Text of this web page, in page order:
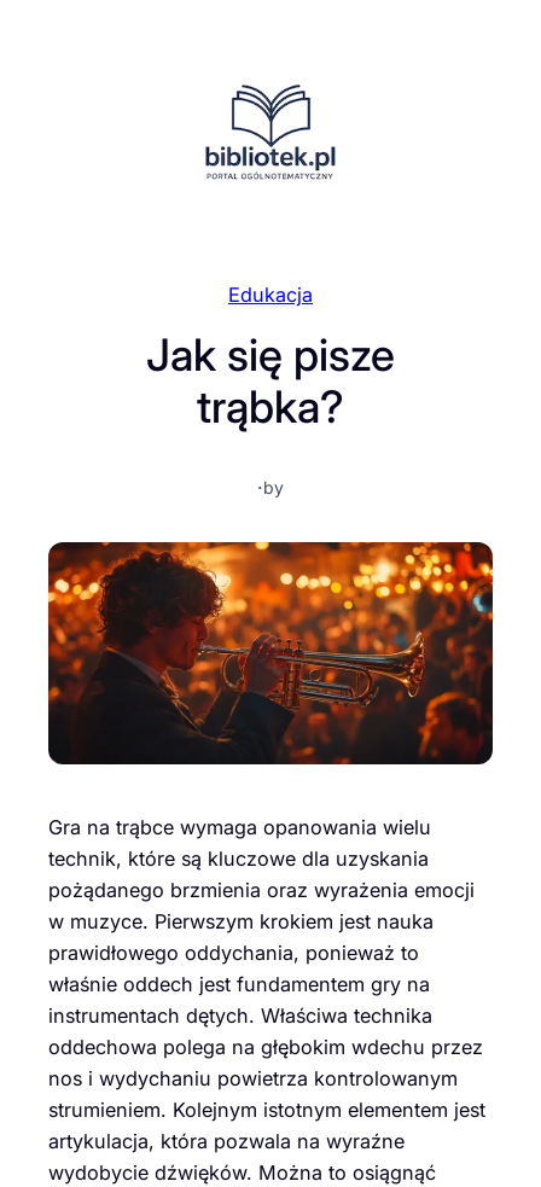
Edukacja
Jak się pisze
trąbka?
·by
Gra na trąbce wymaga opanowania wielu
technik, które są kluczowe dla uzyskania
pożądanego brzmienia oraz wyrażenia emocji
w muzyce. Pierwszym krokiem jest nauka
prawidłowego oddychania, ponieważ to
właśnie oddech jest fundamentem gry na
instrumentach dętych. Właściwa technika
oddechowa polega na głębokim wdechu przez
nos i wydychaniu powietrza kontrolowanym
strumieniem. Kolejnym istotnym elementem jest
artykulacja, która pozwala na wyraźne
wydobycie dźwięków. Można to osiągnąć